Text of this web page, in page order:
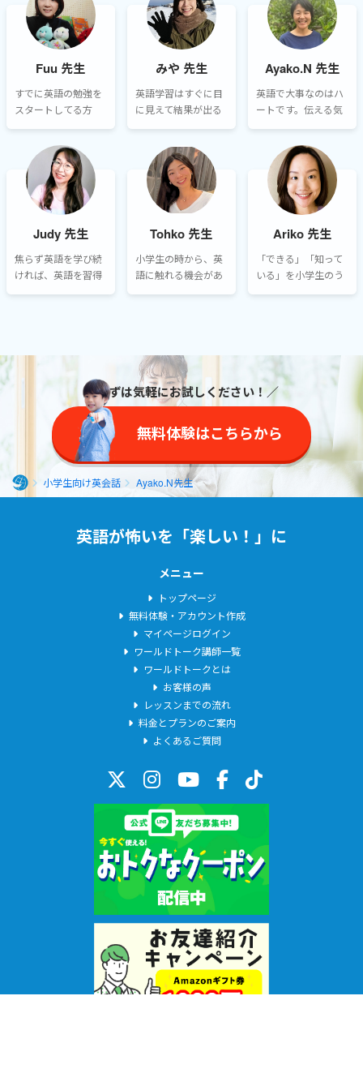
しむことで大人にな
って英語に対する抵
抗がなくなります。
語で、自分の力でコ
ミュニケーションを
とる楽しさを知って
られないフレーズも
あるかもしれません
が、レッスンを継続
ず言えるようになり
ます。元気にレッス
ンに参加してくださ
Fuu 先生
すでに英語の勉強を
スタートしてる方
も、英語学習の道の
りは小学校以降もこ
の先ずっと長く続き
ます。小学生はその
みや 先生
英語学習はすぐに目
に見えて結果が出る
のなので、続けて行
くにはお子様と共に
モチベーションを持
ち続けることがとて
Ayako.N 先生
英語で大事なのはハ
ートです。伝える気
ニケーションを楽し
みましょう！私のレ
ッスンでは、英語を
好きになってもらえ
興味のあることや身
近なことに関連づけ
るように心がけてい
Judy 先生
焦らず英語を学び続
ければ、英語を習得
がると思います。楽
様に、お手伝いさせ
て頂きたいと思いま
Tohko 先生
小学生の時から、英
語に触れる機会があ
と思います。なかな
かゴールが見つから
ないのが語学学習で
すが、英語が生活の
なってくれたら嬉し
Ariko 先生
「できる」「知って
いる」を小学生のう
とが私の喜びです！
レッスンでお会いで
きることを心待ちに
しております！
＼まずは気軽にお試しください！／
無料体験はこちらから
小学生向け英会話 Ayako.N先生
英語が怖いを「楽しい！」に
メニュー
トップページ
無料体験・アカウント作成
マイページログイン
ワールドトーク講師一覧
ワールドトークとは
お客様の声
レッスンまでの流れ
料金とプランのご案内
よくあるご質問